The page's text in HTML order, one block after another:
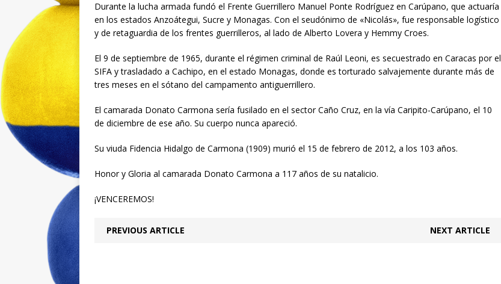
Durante la lucha armada fundó el Frente Guerrillero Manuel Ponte Rodríguez en Carúpano, que actuaría
en los estados Anzoátegui, Sucre y Monagas. Con el seudónimo de «Nicolás», fue responsable logístico
y de retaguardia de los frentes guerrilleros, al lado de Alberto Lovera y Hemmy Croes.
El 9 de septiembre de 1965, durante el régimen criminal de Raúl Leoni, es secuestrado en Caracas por el
SIFA y trasladado a Cachipo, en el estado Monagas, donde es torturado salvajemente durante más de
tres meses en el sótano del campamento antiguerrillero.
El camarada Donato Carmona sería fusilado en el sector Caño Cruz, en la vía Caripito-Carúpano, el 10
de diciembre de ese año. Su cuerpo nunca apareció.
Su viuda Fidencia Hidalgo de Carmona (1909) murió el 15 de febrero de 2012, a los 103 años.
Honor y Gloria al camarada Donato Carmona a 117 años de su natalicio.
¡VENCEREMOS!
PREVIOUS ARTICLE NEXT ARTICLE